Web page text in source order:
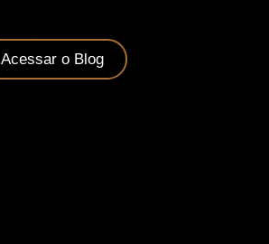
Acessar o Blog